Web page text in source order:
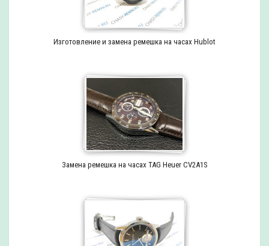
Изготовление и замена ремешка на часах Hublot
Замена ремешка на часах TAG Heuer CV2A1S